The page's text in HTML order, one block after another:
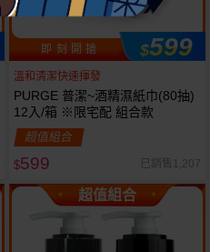
即 刻 開 搶 $599
溫和清潔快速揮發
PURGE 普潔~酒精濕紙巾(80抽)
12入/箱 ※限宅配 組合款
超值組合
$599 已銷售1,207
超值組合